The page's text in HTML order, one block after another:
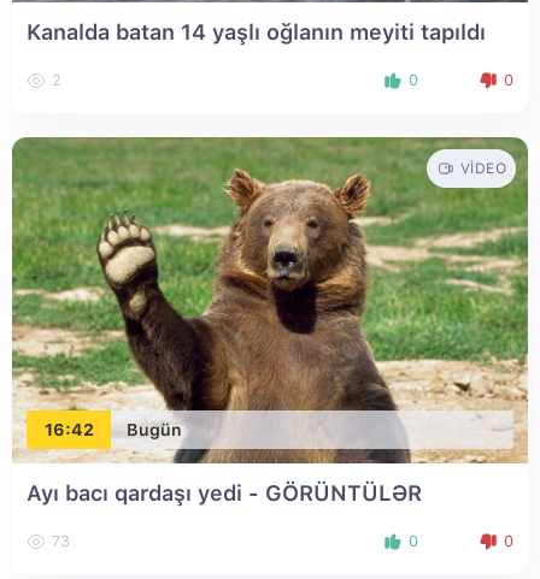
Kanalda batan 14 yaşlı oğlanın meyiti tapıldı
2 0 0
16:42 Bugün
VIDEO
Ayı bacı qardaşı yedi - GÖRÜNTÜLƏR
73 0 0